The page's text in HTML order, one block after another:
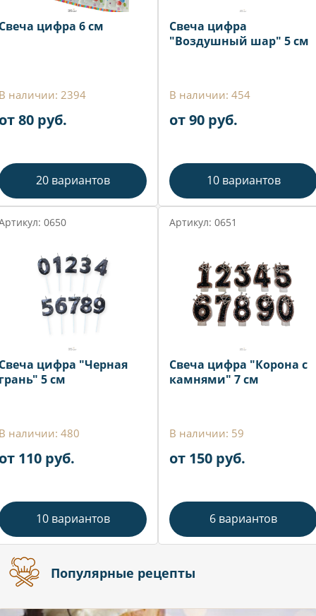
цифра 6 см
наличии: 2394
80 руб.
20 вариантов
Свеча цифра
"Воздушный шар" 5 см
В наличии: 454
от 90 руб.
10 вариантов
0650
цифра "Черная
5 см
наличии: 480
110 руб.
10 вариантов
Артикул: 0651
Свеча цифра "Корона с
камнями" 7 см
В наличии: 59
от 150 руб.
6 вариантов
Популярные рецепты